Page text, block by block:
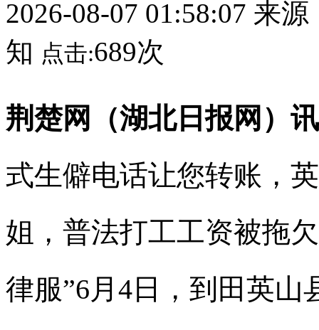
2026-08-07 01:58:07 来源
知 点击:689次
荆楚网（湖北日报网）
式生僻电话让您转账，
姐，普法打工工资被拖
律服”6月4日，到田英